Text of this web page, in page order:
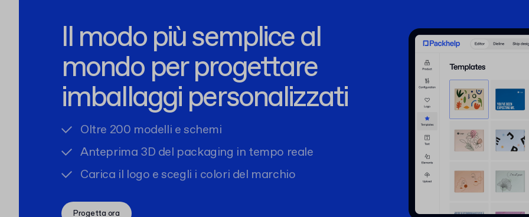
Il modo più semplice al
mondo per progettare
imballaggi personalizzati
Oltre 200 modelli e schemi
Anteprima 3D del packaging in tempo reale
Carica il logo e scegli i colori del marchio
Progetta ora